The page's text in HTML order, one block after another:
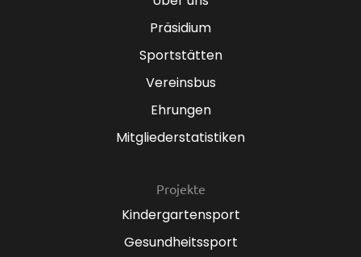
Präsidium
Sportstätten
Vereinsbus
Ehrungen
Mitgliederstatistiken
Projekte
Kindergartensport
Gesundheitssport